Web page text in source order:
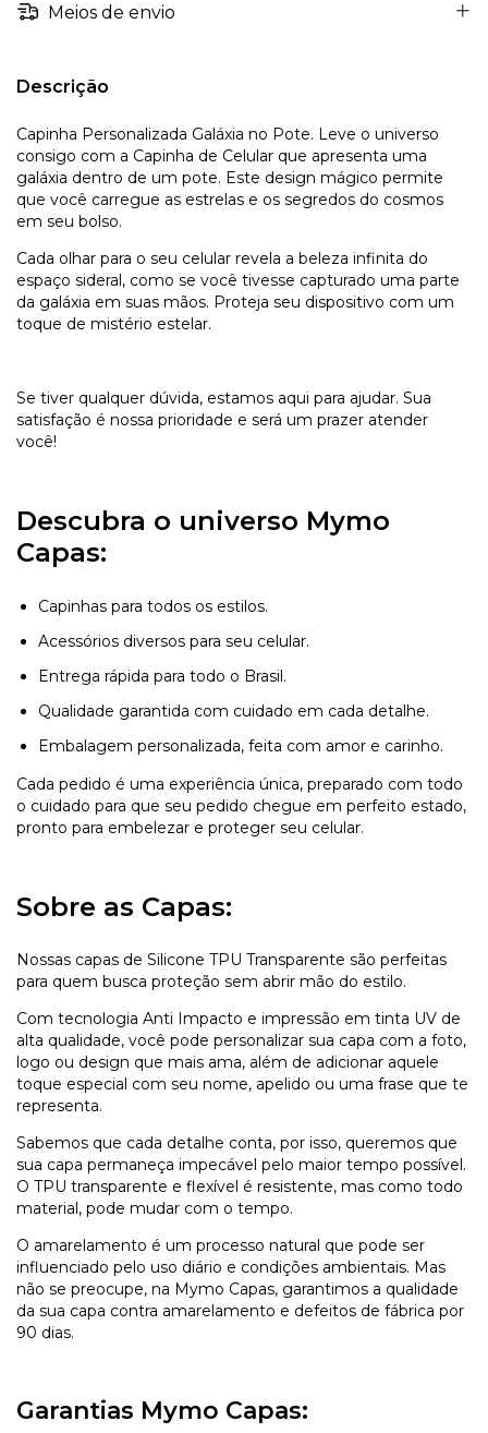
Meios de envio
Descrição
Capinha Personalizada Galáxia no Pote. Leve o universo
consigo com a Capinha de Celular que apresenta uma
galáxia dentro de um pote. Este design mágico permite
que você carregue as estrelas e os segredos do cosmos
em seu bolso.
Cada olhar para o seu celular revela a beleza infinita do
espaço sideral, como se você tivesse capturado uma parte
da galáxia em suas mãos. Proteja seu dispositivo com um
toque de mistério estelar.
Se tiver qualquer dúvida, estamos aqui para ajudar. Sua
satisfação é nossa prioridade e será um prazer atender
você!
Descubra o universo Mymo
Capas:
Capinhas para todos os estilos.
Acessórios diversos para seu celular.
Entrega rápida para todo o Brasil.
Qualidade garantida com cuidado em cada detalhe.
Embalagem personalizada, feita com amor e carinho.
Cada pedido é uma experiência única, preparado com todo
o cuidado para que seu pedido chegue em perfeito estado,
pronto para embelezar e proteger seu celular.
Sobre as Capas:
Nossas capas de Silicone TPU Transparente são perfeitas
para quem busca proteção sem abrir mão do estilo.
Com tecnologia Anti Impacto e impressão em tinta UV de
alta qualidade, você pode personalizar sua capa com a foto,
logo ou design que mais ama, além de adicionar aquele
toque especial com seu nome, apelido ou uma frase que te
representa.
Sabemos que cada detalhe conta, por isso, queremos que
sua capa permaneça impecável pelo maior tempo possível.
O TPU transparente e flexível é resistente, mas como todo
material, pode mudar com o tempo.
O amarelamento é um processo natural que pode ser
influenciado pelo uso diário e condições ambientais. Mas
não se preocupe, na Mymo Capas, garantimos a qualidade
da sua capa contra amarelamento e defeitos de fábrica por
90 dias.
Garantias Mymo Capas: